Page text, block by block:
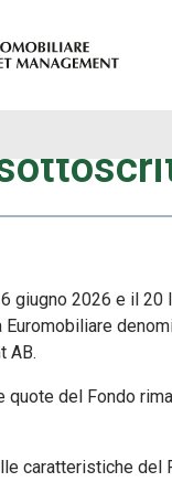
giugno 2026 e il
AB.
quote del Fondo
caratteristiche del